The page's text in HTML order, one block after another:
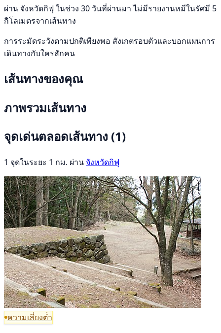
ผ่าน จังหวัดกิฟุ ในช่วง 30 วันที่ผ่านมา ไม่มีรายงานหมีในรัศมี 5
กิโลเมตรจากเส้นทาง
การระมัดระวังตามปกติเพียงพอ สังเกตรอบตัวและบอกแผนการ
เดินทางกับใครสักคน
เส้นทางของคุณ
ภาพรวมเส้นทาง
จุดเด่นตลอดเส้นทาง (1)
1 จุดในระยะ 1 กม. ผ่าน จังหวัดกิฟุ
ความเสี่ยงต่ำ